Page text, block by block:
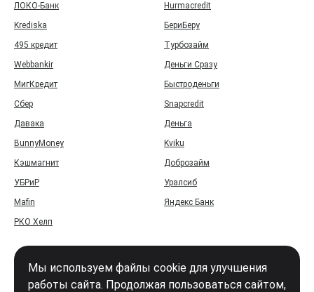
ЛОКО-Банк
Hurmacredit
Krediska
БериБеру
495 кредит
Турбозайм
Webbankir
Деньги Сразу
МигКредит
Быстроденьги
Сбер
Snapcredit
Давака
Деньга
BunnyMoney
Kviku
Кэшмагнит
Доброзайм
УБРиР
Уралсиб
Mafin
Яндекс Банк
РКО Хелп
Мы используем файлы cookie для улучшения
работы сайта. Продолжая пользоваться сайтом,